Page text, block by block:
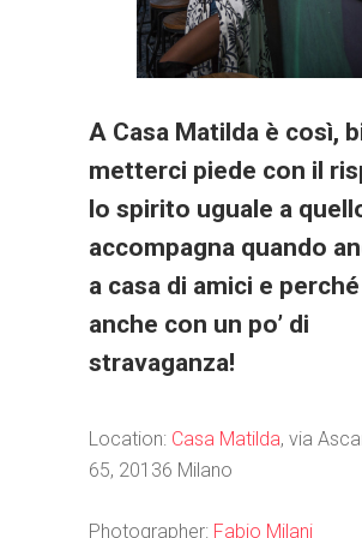
A Casa Matilda è così,
metterci piede con il
lo spirito uguale a
accompagna quando
a casa di amici e
anche con un po’ di
stravaganza!
Location: Casa Matilda, via
65, 20136 Milano
Photographer: Fabio Milani